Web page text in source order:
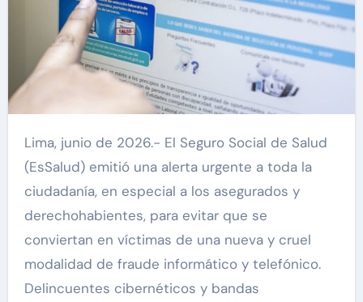
Lima, junio de 2026.- El Seguro Social de Salud
(EsSalud) emitió una alerta urgente a toda la
ciudadanía, en especial a los asegurados y
derechohabientes, para evitar que se
conviertan en víctimas de una nueva y cruel
modalidad de fraude informático y telefónico.
Delincuentes cibernéticos y bandas